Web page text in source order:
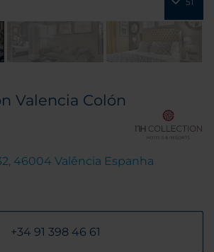
Valencia Colón
46004 Valência Espanha
+34 91 398 46 61